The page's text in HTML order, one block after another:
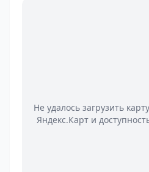
Не удалось загрузить
Яндекс.Карт и